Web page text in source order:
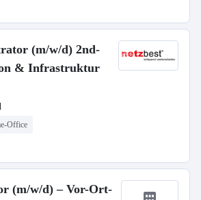
(m/w/d) 2nd-
& Infrastruktur
Office
(m/w/d) – Vor-Ort-